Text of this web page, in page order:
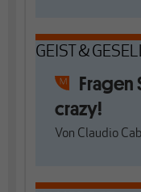
GEIST &
Fragen
crazy!
Von Claudio